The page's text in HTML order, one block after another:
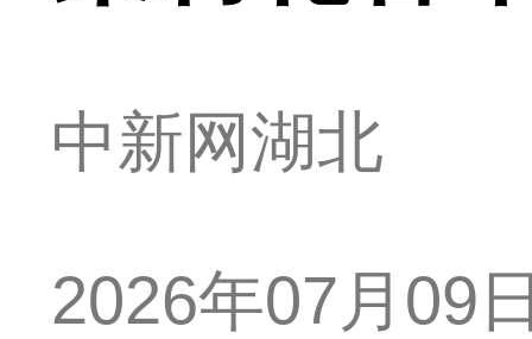
中新网湖北
2026年07月09